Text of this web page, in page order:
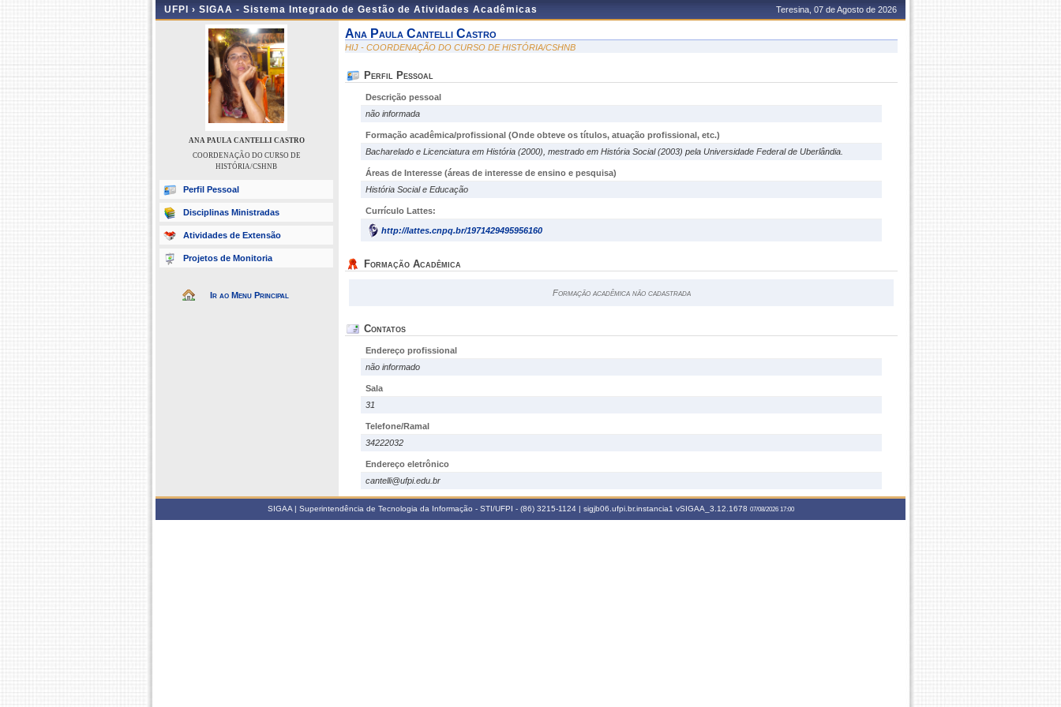
UFPI › SIGAA - Sistema Integrado de Gestão de Atividades Acadêmicas Teresina, 07 de Agosto de 2026
ANA PAULA CANTELLI CASTRO
COORDENAÇÃO DO CURSO DE
HISTÓRIA/CSHNB
Perfil Pessoal
Disciplinas Ministradas
Atividades de Extensão
Projetos de Monitoria
Ir ao Menu Principal
Ana Paula Cantelli Castro
HIJ - COORDENAÇÃO DO CURSO DE HISTÓRIA/CSHNB
Perfil Pessoal
Descrição pessoal
não informada
Formação acadêmica/profissional (Onde obteve os títulos, atuação profissional, etc.)
Bacharelado e Licenciatura em História (2000), mestrado em História Social (2003) pela Universidade Federal de Uberlândia.
Áreas de Interesse (áreas de interesse de ensino e pesquisa)
História Social e Educação
Currículo Lattes:
http://lattes.cnpq.br/1971429495956160
Formação Acadêmica
Formação acadêmica não cadastrada
Contatos
Endereço profissional
não informado
Sala
31
Telefone/Ramal
34222032
Endereço eletrônico
cantelli@ufpi.edu.br
SIGAA | Superintendência de Tecnologia da Informação - STI/UFPI - (86) 3215-1124 | sigjb06.ufpi.br.instancia1 vSIGAA_3.12.1678 07/08/2026 17:00